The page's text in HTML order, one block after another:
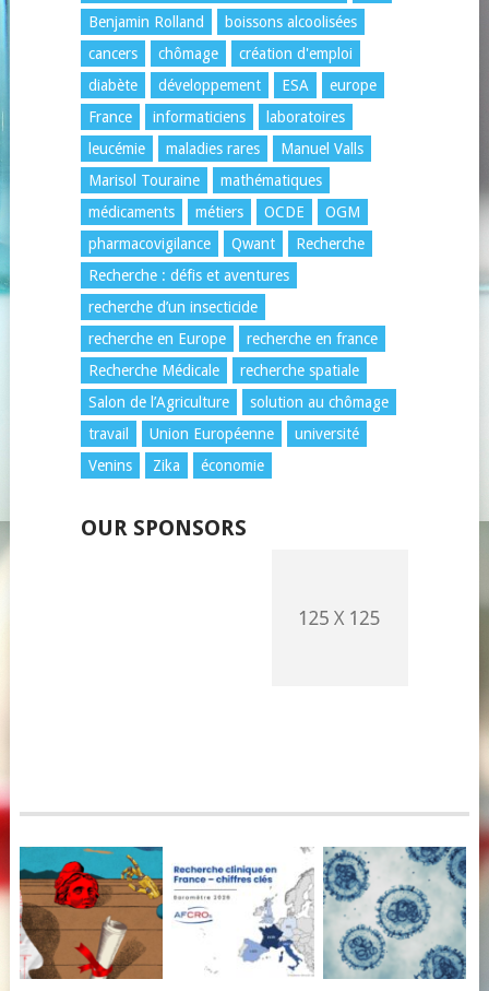
Benjamin Rolland
boissons alcoolisées
cancers
chômage
création d'emploi
diabète
développement ESA
europe
France
informaticiens
laboratoires
leucémie
maladies rares
Manuel Valls
Marisol Touraine
mathématiques
médicaments
métiers OCDE
OGM
pharmacovigilance
Qwant
Recherche
Recherche : défis et aventures
recherche d’un insecticide
recherche en Europe
recherche en france
Recherche Médicale
recherche spatiale
Salon de l’Agriculture
solution au chômage
travail
Union Européenne
université
Venins
Zika économie
OUR SPONSORS